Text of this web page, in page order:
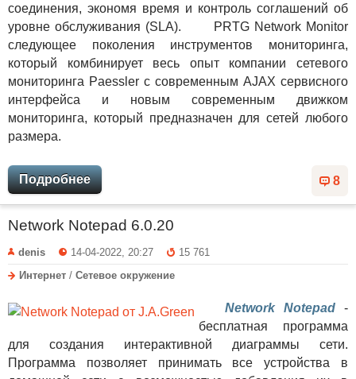
соединения, экономя время и контроль соглашений об
уровне обслуживания (SLA). PRTG Network Monitor
следующее поколения инструментов мониторинга,
который комбинирует весь опыт компании сетевого
мониторинга Paessler с современным AJAX сервисного
интерфейса и новым современным движком
мониторинга, который предназначен для сетей любого
размера.
8
Подробнее
Network Notepad 6.0.20
denis 14-04-2022, 20:27
15 761
Интернет / Сетевое окружение
Network Notepad -
бесплатная программа
для создания интерактивной диаграммы сети.
Программа позволяет принимать все устройства в